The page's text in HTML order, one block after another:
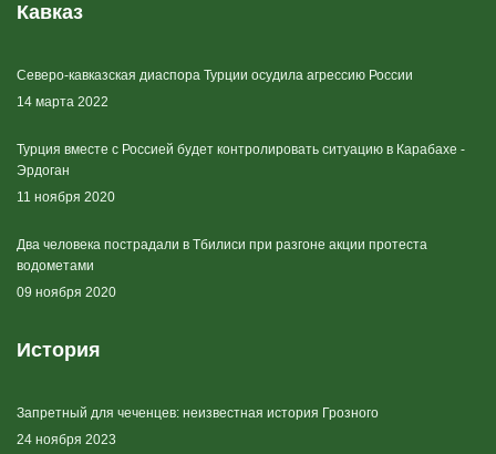
Кавказ
Северо-кавказская диаспора Турции осудила агрессию России
14 марта 2022
Турция вместе с Россией будет контролировать ситуацию в Карабахе -
Эрдоган
11 ноября 2020
Два человека пострадали в Тбилиси при разгоне акции протеста
водометами
09 ноября 2020
История
Запретный для чеченцев: неизвестная история Грозного
24 ноября 2023